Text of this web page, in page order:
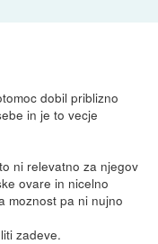
dobil priblizno
in je to vecje
ni relevatno za njegov
ovare in nicelno
moznost pa ni nujno
zadeve.